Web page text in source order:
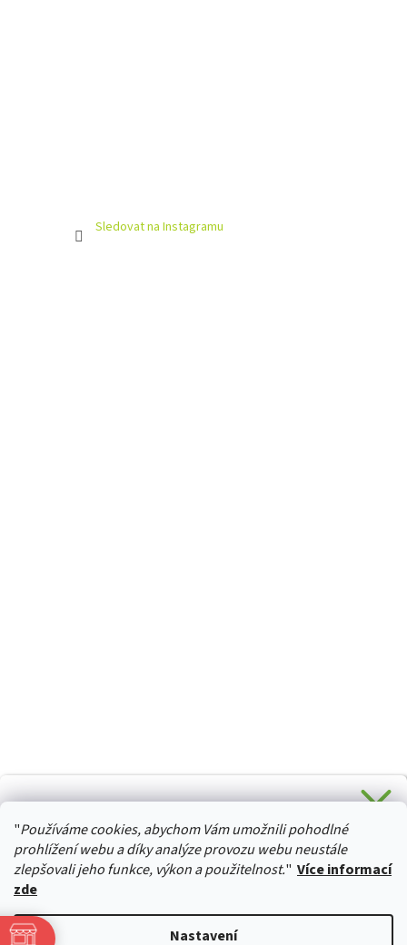
"Používáme cookies, abychom Vám umožnili pohodlné
prohlížení webu a díky analýze provozu webu neustále
zlepšovali jeho funkce, výkon a použitelnost." Více informací
zde
Nastavení
Sledovat na Instagramu
HURTTA-COLLECTION.CZ
Stačí se přihlásit k odběru novinek z našeho obchodu a je
Vaše :)
Ano, chci se přihlásit
Zásady zpracování osobních údajů